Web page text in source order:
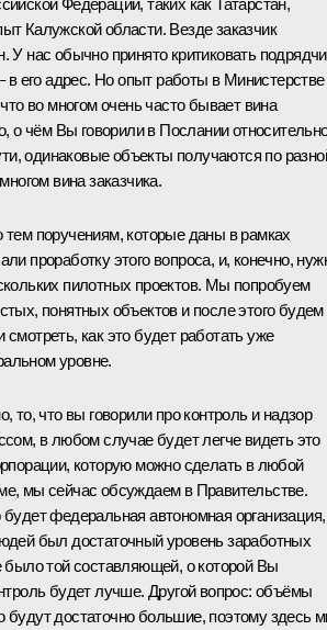
Калужской области. Везде заказчик
У нас обычно принято критиковать
в его адрес. Но опыт работы в Министерстве
во многом очень часто бывает вина
о чём Вы говорили в Послании
одинаковые объекты получаются по
вина заказчика.
поручениям, которые даны в рамках
проработку этого вопроса, и, конечно,
пилотных проектов. Мы попробуем
понятных объектов и после этого будем
смотреть, как это будет работать уже
уровне.
то, что вы говорили про контроль и надзор
в любом случае будет легче видеть это
которую можно сделать в любой
мы сейчас обсуждаем в Правительстве.
федеральная автономная организация,
был достаточный уровень заработных
было той составляющей, о которой Вы
будет лучше. Другой вопрос: объёмы
будут достаточно большие, поэтому здесь